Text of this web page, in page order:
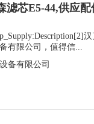
滤芯E5-44,供应配
有限公司，值得信...
备有限公司